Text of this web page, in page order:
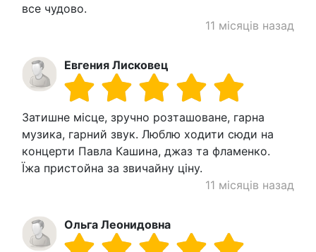
все чудово.
11 місяців назад
Евгения Лисковец
Затишне місце, зручно розташоване, гарна
музика, гарний звук. Люблю ходити сюди на
концерти Павла Кашина, джаз та фламенко.
Їжа пристойна за звичайну ціну.
11 місяців назад
Ольга Леонидовна